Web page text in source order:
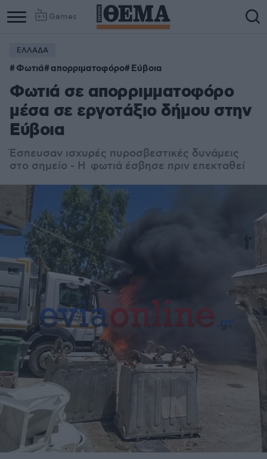
Games
ΕΛΛΑΔΑ
Φωτιά απορριματοφόρο Εύβοια
Φωτιά σε απορριμματοφόρο
μέσα σε εργοτάξιο δήμου στην
Εύβοια
Έσπευσαν ισχυρές πυροσβεστικές δυνάμεις
στο σημείο - Η φωτιά έσβησε πριν επεκταθεί